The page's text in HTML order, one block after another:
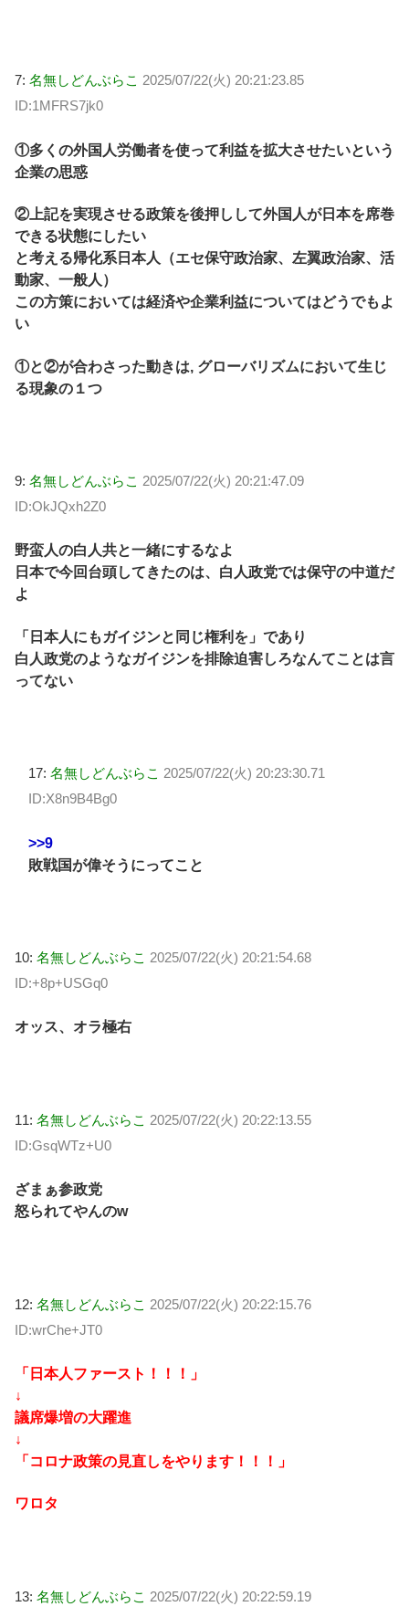
7: 名無しどんぶらこ 2025/07/22(火) 20:21:23.85
ID:1MFRS7jk0
①多くの外国人労働者を使って利益を拡大させたいという
企業の思惑
②上記を実現させる政策を後押しして外国人が日本を席巻
できる状態にしたい
と考える帰化系日本人（エセ保守政治家、左翼政治家、活
動家、一般人）
この方策においては経済や企業利益についてはどうでもよ
い
①と②が合わさった動きは, グローバリズムにおいて生じ
る現象の１つ
9: 名無しどんぶらこ 2025/07/22(火) 20:21:47.09
ID:OkJQxh2Z0
野蛮人の白人共と一緒にするなよ
日本で今回台頭してきたのは、白人政党では保守の中道だ
よ
「日本人にもガイジンと同じ権利を」であり
白人政党のようなガイジンを排除迫害しろなんてことは言
ってない
17: 名無しどんぶらこ 2025/07/22(火) 20:23:30.71
ID:X8n9B4Bg0
>>9
敗戦国が偉そうにってこと
10: 名無しどんぶらこ 2025/07/22(火) 20:21:54.68
ID:+8p+USGq0
オッス、オラ極右
11: 名無しどんぶらこ 2025/07/22(火) 20:22:13.55
ID:GsqWTz+U0
ざまぁ参政党
怒られてやんのw
12: 名無しどんぶらこ 2025/07/22(火) 20:22:15.76
ID:wrChe+JT0
「日本人ファースト！！！」
↓
議席爆増の大躍進
↓
「コロナ政策の見直しをやります！！！」
ワロタ
13: 名無しどんぶらこ 2025/07/22(火) 20:22:59.19